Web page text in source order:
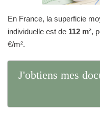
En France, la superficie
individuelle est de 112 m²,
€/m².
J'obtiens mes